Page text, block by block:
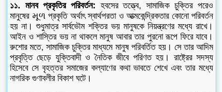
১১. মানব প্রকৃতির পরিবর্তন: হবসের তত্ত্বে, সামাজিক চুক্তির পরেও
মানুষের મૂળ প্রকৃতি অর্থাৎ স্বার্থপরতা ও আত্মকেন্দ্রিকতার কোনো পরিবর্তন
হয় না। শুধুমাত্র সার্বভৌম শক্তির ভয় মানুষকে নিয়ন্ত্রণের মধ্যে রাখে।
আইন ও শাস্তির ভয় না থাকলে মানুষ আবার তার পুরনো রূপে ফিরে যাবে।
রুশোর মতে, সামাজিক চুক্তির মাধ্যমে মানুষ পরিবর্তিত হয়। সে তার আদিম
প্রবৃত্তি ছেড়ে যুক্তিবাদী ও নৈতিক জীবে পরিণত হয়। রাষ্ট্রের সদস্য
হিসেবে সে বৃহত্তর সমাজের কল্যাণের কথা ভাবতে শেখে এবং তার মধ্যে
নাগরিক গুণাবলীর বিকাশ ঘটে।